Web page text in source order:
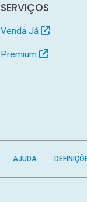
SERVIÇOS
Venda Já
Premium
AJUDA